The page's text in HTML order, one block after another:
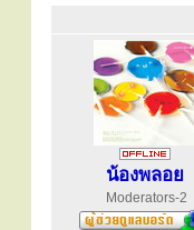
น้องพลอย
Moderators-2